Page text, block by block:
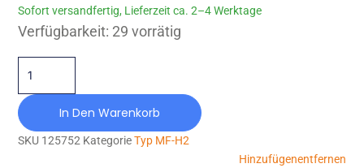
Hinzufügenentfernen
Sofort versandfertig, Lieferzeit ca. 2–4 Werktage
Verfügbarkeit: 29 vorrätig
MF-H2-070X035-M10-NR60 Menge
In Den Warenkorb
SKU 125752 Kategorie Typ MF-H2